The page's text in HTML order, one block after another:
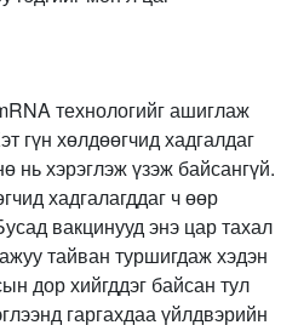
технологийг ашиглаж
гүн хөлдөөгчид хадгалдаг
нь хэрэглэж үзэж байсангүй.
хадгалагддаг ч өөр
вакцинууд энэ цар тахал
тайван туршигдаж хэдэн
дор хийгддэг байсан тул
гаргахдаа үйлдвэрийн